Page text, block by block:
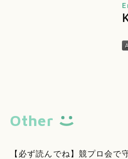
Other
【必ず読んでね】競プロ会で